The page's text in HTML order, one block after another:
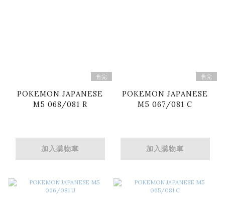
售完
POKEMON JAPANESE
M5 068/081 R
加入購物車
售完
POKEMON JAPANESE
M5 067/081 C
加入購物車